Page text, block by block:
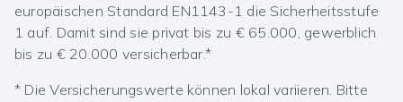
europäischen Standard EN1143-1 die Sicherheitsstufe
1 auf. Damit sind sie privat bis zu € 65.000, gewerblich
bis zu € 20.000 versicherbar.*
* Die Versicherungswerte können lokal variieren. Bitte